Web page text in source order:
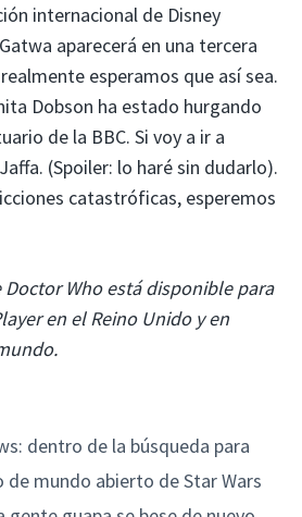
internacional de Disney
aparecerá en una tercera
esperamos que así sea.
Dobson ha estado hurgando
de la BBC. Si voy a ir a
(Spoiler: lo haré sin dudarlo).
catastróficas, esperemos
Who está disponible para
en el Reino Unido y en
dentro de la búsqueda para
de mundo abierto de Star Wars